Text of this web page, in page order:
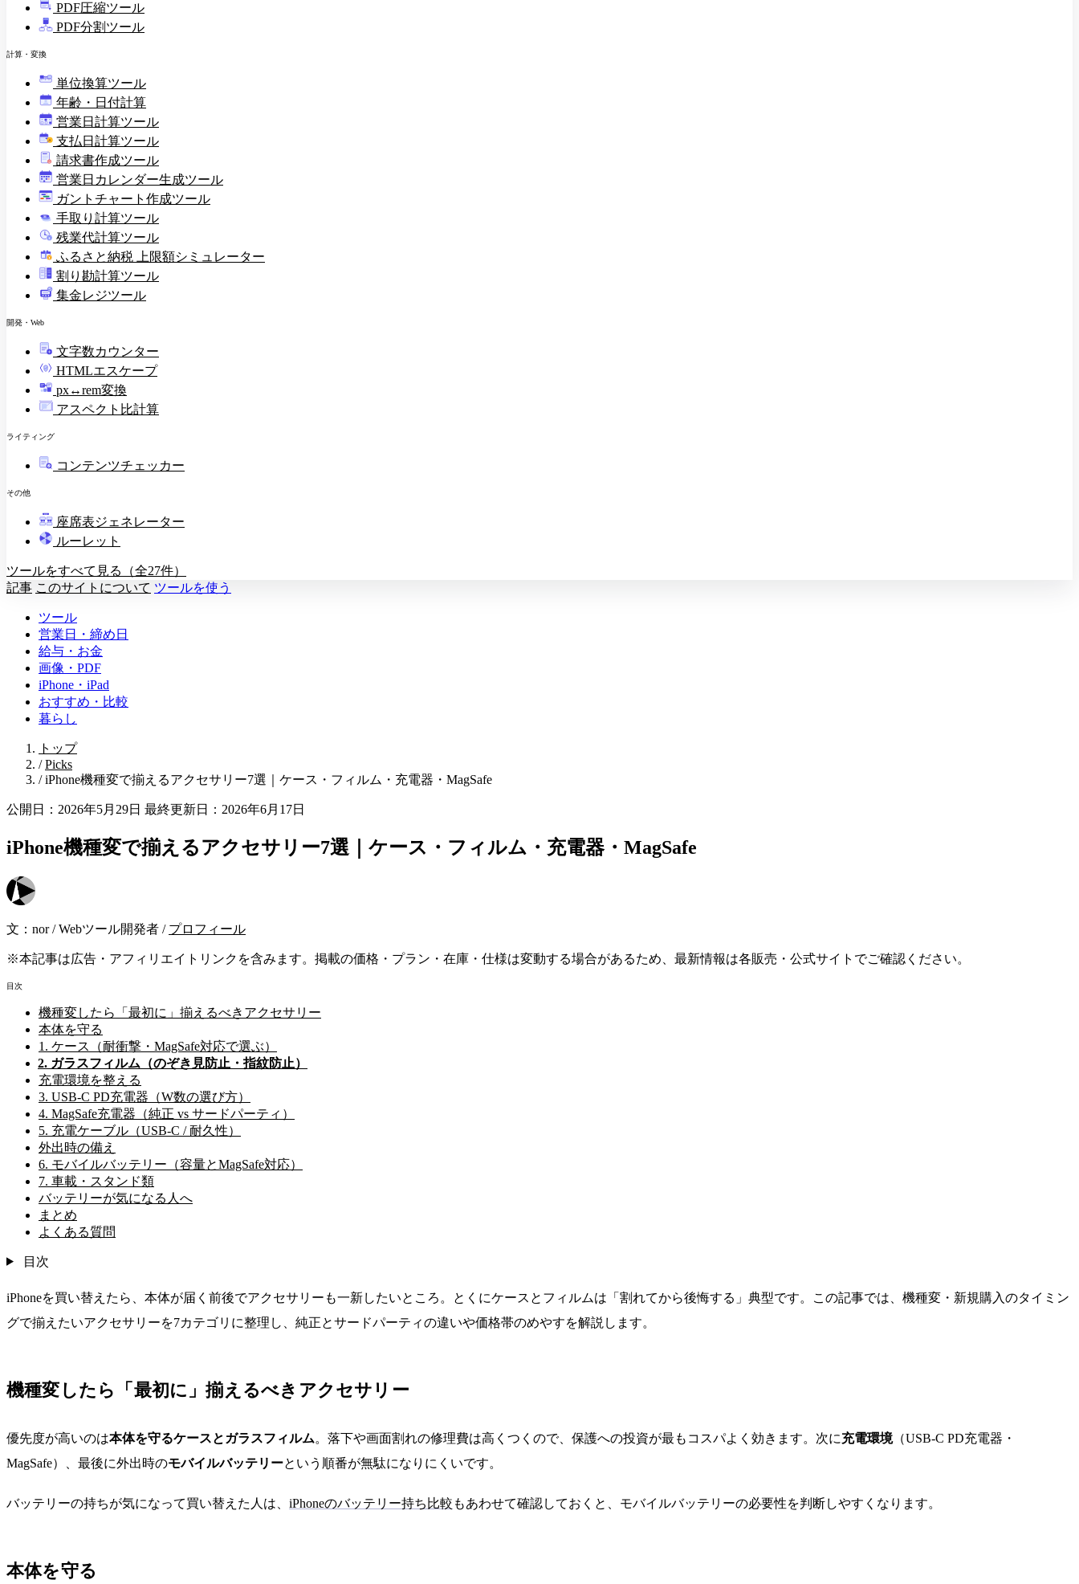
PDF圧縮ツール
PDF分割ツール
計算・変換
単位換算ツール
年齢・日付計算
営業日計算ツール
¥ 支払日計算ツール
印
請求書作成ツール
営業日カレンダー生成ツール
ガントチャート作成ツール
手取り計算ツール
残業代計算ツール
ふるさと納税 上限額シミュレーター
割り勘計算ツール
集金レジツール
開発・Web
文字数カウンター
HTMLエスケープ
px↔rem変換
アスペクト比計算
ライティング
コンテンツチェッカー
その他
教壇
座席表ジェネレーター
ルーレット
ツールをすべて見る（全27件）
記事 このサイトについて ツールを使う
ツール
営業日・締め日
給与・お金
画像・PDF
iPhone・iPad
おすすめ・比較
暮らし
トップ
/ Picks
/ iPhone機種変で揃えるアクセサリー7選｜ケース・フィルム・充電器・MagSafe
公開日：2026年5月29日 最終更新日：2026年6月17日
iPhone機種変で揃えるアクセサリー7選｜ケース・フィルム・充電器・MagSafe
文： nor /Webツール開発者 / プロフィール
※本記事は広告・アフィリエイトリンクを含みます。掲載の価格・プラン・在庫・仕様は変動する場合があるため、最新情報は各販売・公式サイトでご確認ください。
目次
機種変したら「最初に」揃えるべきアクセサリー
本体を守る
1. ケース（耐衝撃・MagSafe対応で選ぶ）
2. ガラスフィルム（のぞき見防止・指紋防止）
充電環境を整える
3. USB-C PD充電器（W数の選び方）
4. MagSafe充電器（純正 vs サードパーティ）
5. 充電ケーブル（USB-C / 耐久性）
外出時の備え
6. モバイルバッテリー（容量とMagSafe対応）
7. 車載・スタンド類
バッテリーが気になる人へ
まとめ
よくある質問
目次
iPhoneを買い替えたら、本体が届く前後でアクセサリーも一新したいところ。とくにケースとフィルムは「割れてから後悔する」典型です。この記事では、機種変・新規購入のタイミン
グで揃えたいアクセサリーを7カテゴリに整理し、純正とサードパーティの違いや価格帯のめやすを解説します。
機種変したら「最初に」揃えるべきアクセサリー
優先度が高いのは本体を守るケースとガラスフィルム。落下や画面割れの修理費は高くつくので、保護への投資が最もコスパよく効きます。次に充電環境（USB-C PD充電器・
MagSafe）、最後に外出時のモバイルバッテリーという順番が無駄になりにくいです。
バッテリーの持ちが気になって買い替えた人は、 iPhoneのバッテリー持ち比較 もあわせて確認しておくと、モバイルバッテリーの必要性を判断しやすくなります。
本体を守る